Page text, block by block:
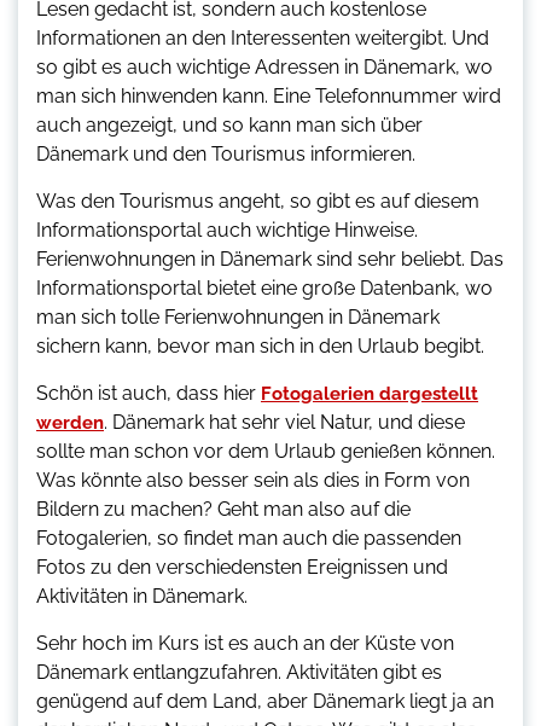
Lesen gedacht ist, sondern auch kostenlose
Informationen an den Interessenten weitergibt. Und
so gibt es auch wichtige Adressen in Dänemark, wo
man sich hinwenden kann. Eine Telefonnummer wird
auch angezeigt, und so kann man sich über
Dänemark und den Tourismus informieren.
Was den Tourismus angeht, so gibt es auf diesem
Informationsportal auch wichtige Hinweise.
Ferienwohnungen in Dänemark sind sehr beliebt. Das
Informationsportal bietet eine große Datenbank, wo
man sich tolle Ferienwohnungen in Dänemark
sichern kann, bevor man sich in den Urlaub begibt.
Schön ist auch, dass hier Fotogalerien dargestellt
werden. Dänemark hat sehr viel Natur, und diese
sollte man schon vor dem Urlaub genießen können.
Was könnte also besser sein als dies in Form von
Bildern zu machen? Geht man also auf die
Fotogalerien, so findet man auch die passenden
Fotos zu den verschiedensten Ereignissen und
Aktivitäten in Dänemark.
Sehr hoch im Kurs ist es auch an der Küste von
Dänemark entlangzufahren. Aktivitäten gibt es
genügend auf dem Land, aber Dänemark liegt ja an